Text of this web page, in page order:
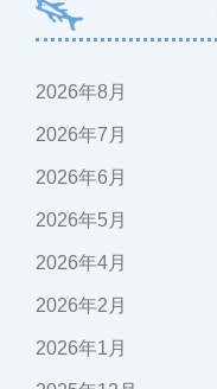
2026年8月
2026年7月
2026年6月
2026年5月
2026年4月
2026年2月
2026年1月